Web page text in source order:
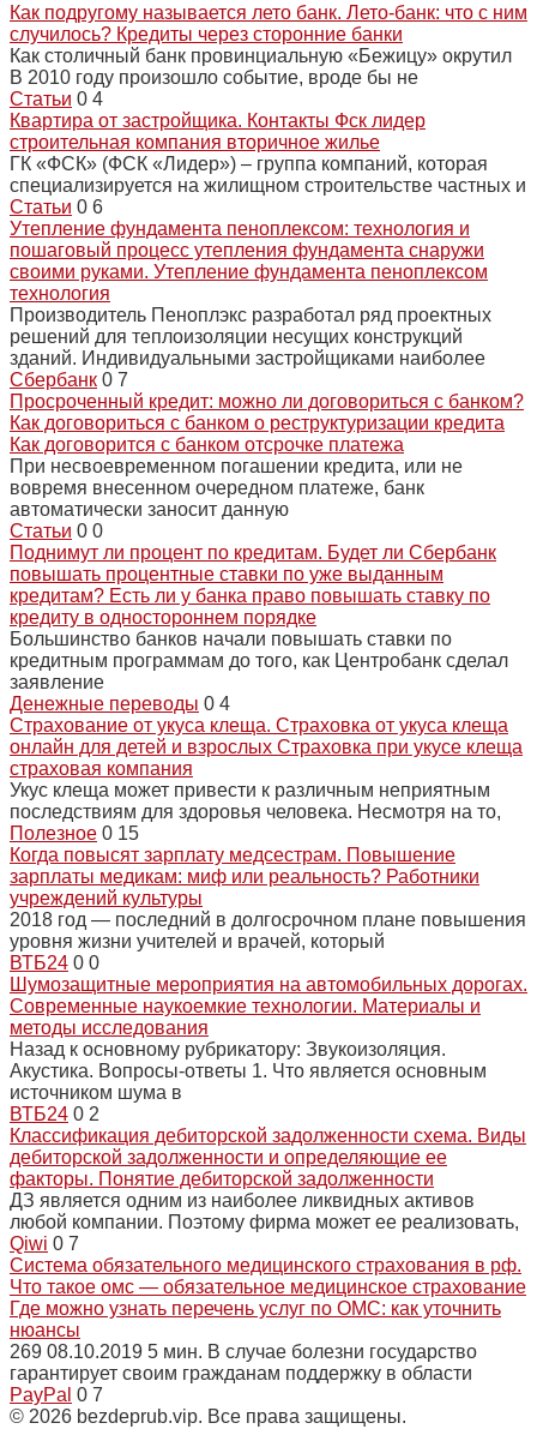
Как подругому называется лето банк. Лето-банк: что с ним
случилось? Кредиты через сторонние банки
Как столичный банк провинциальную «Бежицу» окрутил
В 2010 году произошло событие, вроде бы не
Статьи 0 4
Квартира от застройщика. Контакты Фск лидер
строительная компания вторичное жилье
ГК «ФСК» (ФСК «Лидер») – группа компаний, которая
специализируется на жилищном строительстве частных и
Статьи 0 6
Утепление фундамента пеноплексом: технология и
пошаговый процесс утепления фундамента снаружи
своими руками. Утепление фундамента пеноплексом
технология
Производитель Пеноплэкс разработал ряд проектных
решений для теплоизоляции несущих конструкций
зданий. Индивидуальными застройщиками наиболее
Сбербанк 0 7
Просроченный кредит: можно ли договориться с банком?
Как договориться с банком о реструктуризации кредита
Как договорится с банком отсрочке платежа
При несвоевременном погашении кредита, или не
вовремя внесенном очередном платеже, банк
автоматически заносит данную
Статьи 0 0
Поднимут ли процент по кредитам. Будет ли Сбербанк
повышать процентные ставки по уже выданным
кредитам? Есть ли у банка право повышать ставку по
кредиту в одностороннем порядке
Большинство банков начали повышать ставки по
кредитным программам до того, как Центробанк сделал
заявление
Денежные переводы 0 4
Страхование от укуса клеща. Страховка от укуса клеща
онлайн для детей и взрослых Страховка при укусе клеща
страховая компания
Укус клеща может привести к различным неприятным
последствиям для здоровья человека. Несмотря на то,
Полезное 0 15
Когда повысят зарплату медсестрам. Повышение
зарплаты медикам: миф или реальность? Работники
учреждений культуры
2018 год — последний в долгосрочном плане повышения
уровня жизни учителей и врачей, который
ВТБ24 0 0
Шумозащитные мероприятия на автомобильных дорогах.
Современные наукоемкие технологии. Материалы и
методы исследования
Назад к основному рубрикатору: Звукоизоляция.
Акустика. Вопросы-ответы 1. Что является основным
источником шума в
ВТБ24 0 2
Классификация дебиторской задолженности схема. Виды
дебиторской задолженности и определяющие ее
факторы. Понятие дебиторской задолженности
ДЗ является одним из наиболее ликвидных активов
любой компании. Поэтому фирма может ее реализовать,
Qiwi 0 7
Система обязательного медицинского страхования в рф.
Что такое омс — обязательное медицинское страхование
Где можно узнать перечень услуг по ОМС: как уточнить
нюансы
269 08.10.2019 5 мин. В случае болезни государство
гарантирует своим гражданам поддержку в области
PayPal 0 7
© 2026 bezdeprub.vip. Все права защищены.